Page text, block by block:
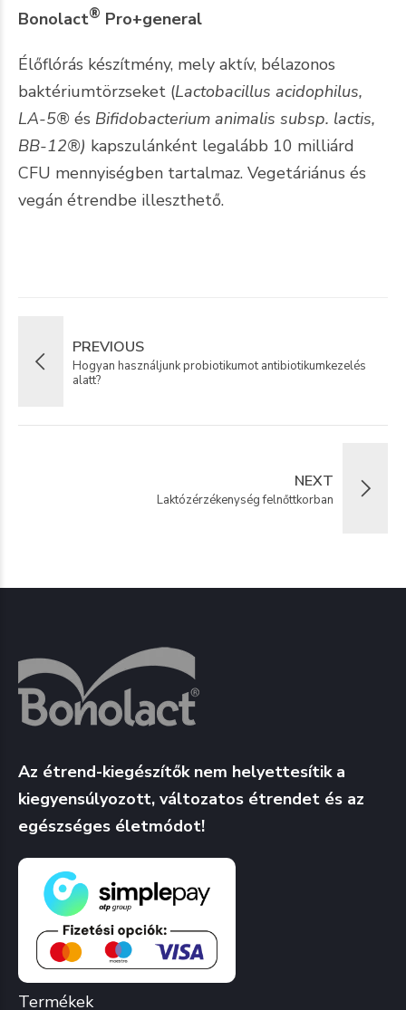
Bonolact® Pro+general
Élőflórás készítmény, mely aktív, bélazonos
baktériumtörzseket (Lactobacillus acidophilus,
LA-5® és Bifidobacterium animalis subsp. lactis,
BB-12®) kapszulánként legalább 10 milliárd
CFU mennyiségben tartalmaz. Vegetáriánus és
vegán étrendbe illeszthető.
PREVIOUS
Hogyan használjunk probiotikumot antibiotikumkezelés
alatt?
NEXT
Laktózérzékenység felnőttkorban
Az étrend-kiegészítők nem helyettesítik a
kiegyensúlyozott, változatos étrendet és az
egészséges életmódot!
Termékek